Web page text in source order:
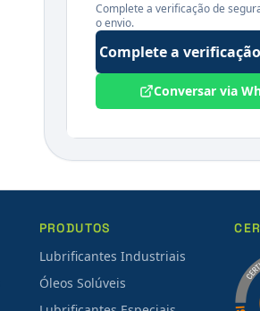
Complete a verificação de
o envio.
Complete a
Conversar via
PRODUTOS
Lubrificantes Industriais
Óleos Solúveis